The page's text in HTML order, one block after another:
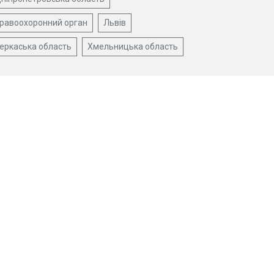
орган Львів
область Хмельницька область